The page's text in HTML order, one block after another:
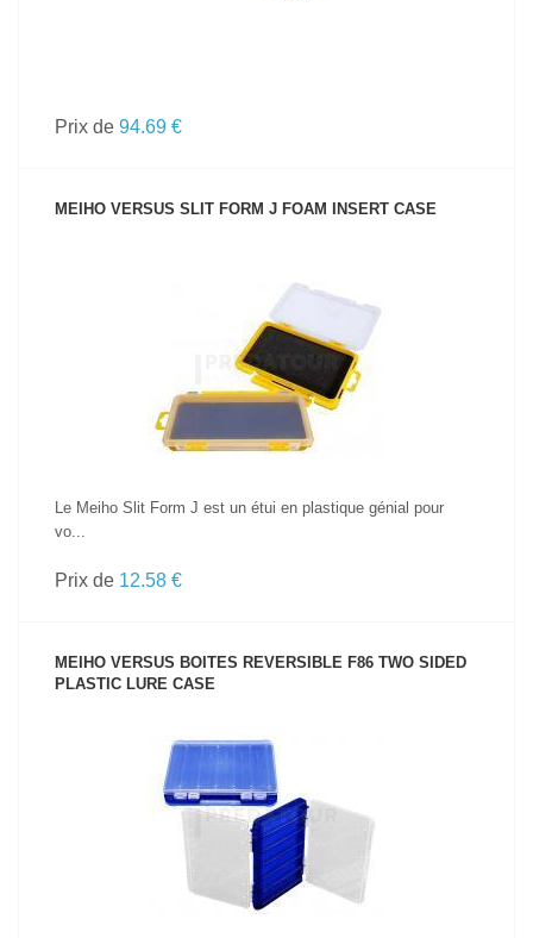
Prix de 94.69 €
MEIHO VERSUS SLIT FORM J FOAM INSERT CASE
VOIR LE PRODUIT
Le Meiho Slit Form J est un étui en plastique génial pour
vo...
Prix de 12.58 €
MEIHO VERSUS BOITES REVERSIBLE F86 TWO SIDED
PLASTIC LURE CASE
VOIR LE PRODUIT